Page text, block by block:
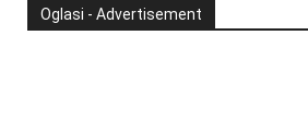
Oglasi - Advertisement